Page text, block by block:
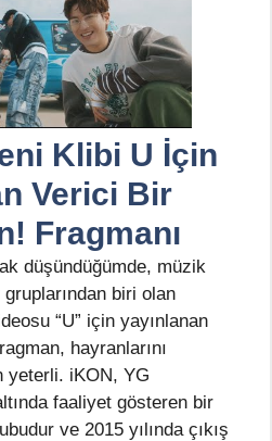
Klibi U İçin
Verici Bir
Fragmanı
düşündüğümde, müzik
gruplarından biri olan
“U” için yayınlanan
hayranlarını
yeterli. iKON, YG
faaliyet gösteren bir
ve 2015 yılında çıkış